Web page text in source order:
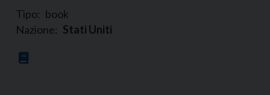
Tipo: book
Nazione: Stati Uniti